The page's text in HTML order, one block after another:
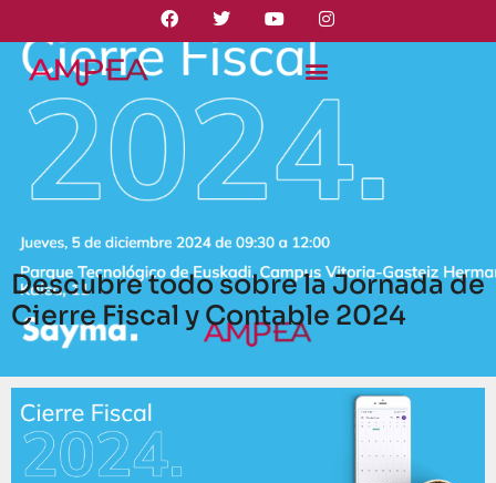
Descubre todo sobre la Jornada de
Cierre Fiscal y Contable 2024